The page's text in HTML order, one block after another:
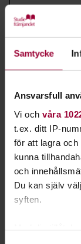
Samtycke
Ansvarsfull
Vi och våra
t.ex. ditt IP-
för att lagra och
kunna
och
Du kan själv
syften.
I samarbete med
SCEN+
Kontakt